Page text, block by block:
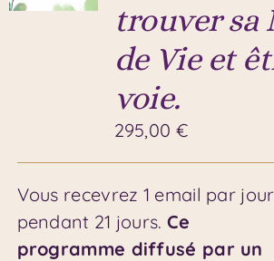
trouver sa
de Vie et
voie.
295,00 €
Vous recevrez 1 email par jour
pendant 21 jours. Ce
programme diffusé par un